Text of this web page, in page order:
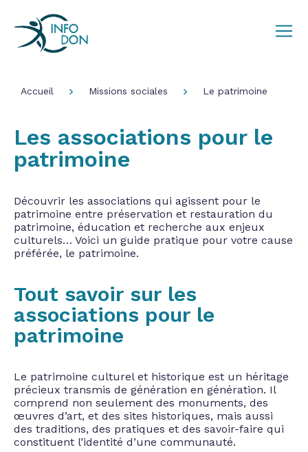
Accueil Missions sociales Le patrimoine
Les associations pour le
patrimoine
Découvrir les associations qui agissent pour le
patrimoine entre préservation et restauration du
patrimoine, éducation et recherche aux enjeux
culturels… Voici un guide pratique pour votre cause
préférée, le patrimoine.
Tout savoir sur les
associations pour le
patrimoine
Le patrimoine culturel et historique est un héritage
précieux transmis de génération en génération. Il
comprend non seulement des monuments, des
œuvres d’art, et des sites historiques, mais aussi
des traditions, des pratiques et des savoir-faire qui
constituent l’identité d’une communauté.